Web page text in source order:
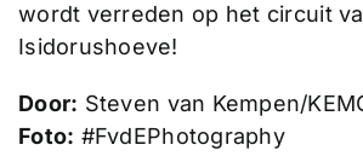
wordt verreden op het circuit
Isidorushoeve!
Door: Steven van Kempen/
Foto: #FvdEPhotography